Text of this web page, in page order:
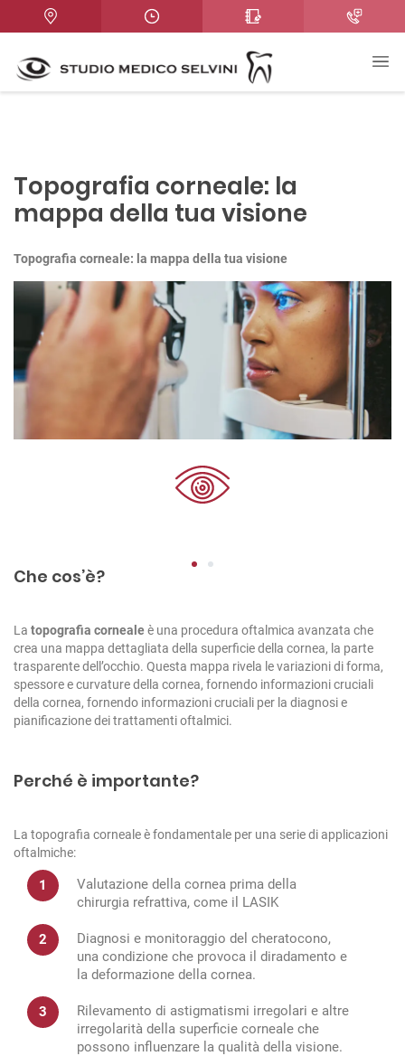
Topografia corneale: la
mappa della tua visione
Topografia corneale: la mappa della tua visione
1 2
Che cos’è?
La topografia cornealeè una procedura oftalmica avanzata che
crea una mappa dettagliata della superficie della cornea, la parte
trasparente dell’occhio. Questa mappa rivela le variazioni di forma,
spessore e curvature della cornea, fornendo informazioni cruciali
della cornea, fornendo informazioni cruciali per la diagnosi e
pianificazione dei trattamenti oftalmici.
Perché è importante?
La topografia corneale è fondamentale per una serie di applicazioni
oftalmiche:
Valutazione della cornea prima della
chirurgia refrattiva, come il LASIK
Diagnosi e monitoraggio del cheratocono,
una condizione che provoca il diradamento e
la deformazione della cornea.
Rilevamento di astigmatismi irregolari e altre
irregolarità della superficie corneale che
possono influenzare la qualità della visione.